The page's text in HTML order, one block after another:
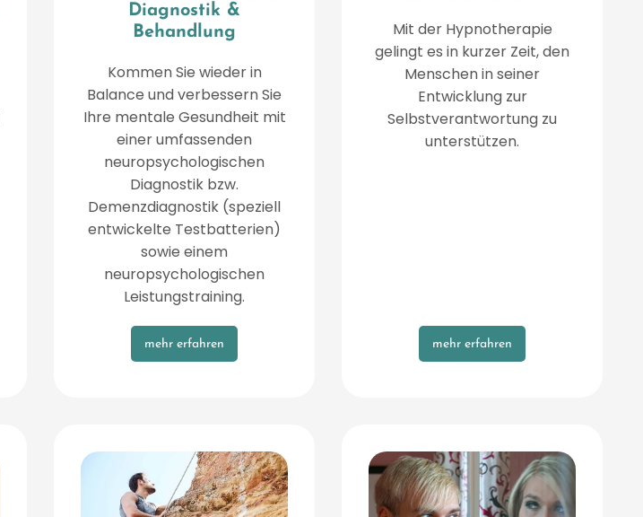
Diagnostik &
Behandlung
Kommen Sie wieder in
Balance und verbessern Sie
Ihre mentale Gesundheit mit
einer umfassenden
neuropsychologischen
Diagnostik bzw.
Demenzdiagnostik (speziell
entwickelte Testbatterien)
sowie einem
neuropsychologischen
Leistungstraining.
mehr erfahren
Mit der Hypnotherapie
gelingt es in kurzer Zeit, den
Menschen in seiner
Entwicklung zur
Selbstverantwortung zu
unterstützen.
mehr erfahren